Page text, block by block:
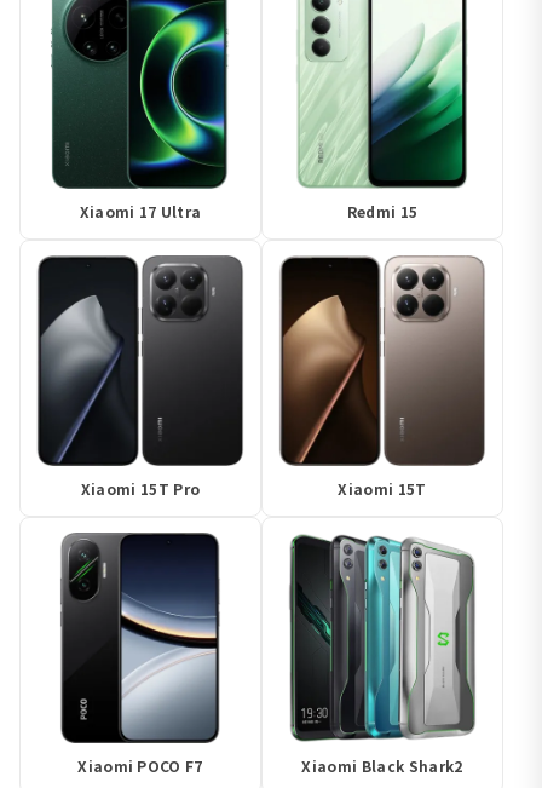
Xiaomi 17 Ultra Redmi 15
Xiaomi 15T Pro Xiaomi 15T
Xiaomi POCO F7 Xiaomi Black Shark2